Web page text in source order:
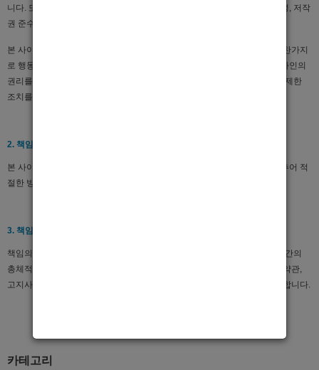
니다. 또한 본 사이트 또는 자료에 열거되어 있는 사이트 상의 자료의 정확성, 저작
권 준수, 적법성 또는 도덕성에 대해 아무런 책임을 지지 않습니다.
본 사이트는 지적재산권을 포함한 타인의 권리를 존중하며, 사용자들도 마찬가지
로 행동해 주시기를 기대합니다. 본 사이트는 필요한 경우 그 재량에 의해 타인의
권리를 침해하거나 위반하는 사용자에 대하여 사전 통지 없이 서비스 이용 제한
조치를 취할 수 있습니다.
2. 책임의 한계와 법적고지의 변경
본 사이트는 책임의 한계와 법적고지의 내용을 인터넷산업의 상관례에 맞추어 적
절한 방법으로 사전 통지없이 수시로 변경할 수 있습니다.
3. 책임의 한계와 법적고지의 효력
책임의 한계와 법적고지사항에서 다루고 있는 세부사항들은 관계당사자들간의
총체적인 합의사항이며, 본 사이트의 개별서비스에서 정하고 있는 별도의 약관,
고지사항 등과 상충되는 경우에는 별도의 약관 또는 고지사항을 우선 적용합니다.
카테고리